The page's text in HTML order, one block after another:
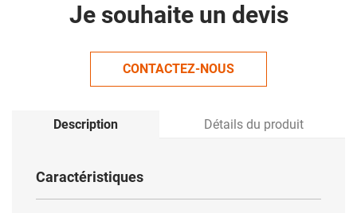
Je souhaite un devis
CONTACTEZ-NOUS
Description Détails du produit
Caractéristiques